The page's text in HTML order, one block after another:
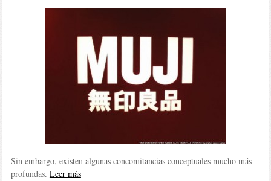
Sin embargo, existen algunas concomitancias conceptuales mucho más
profundas. Leer más